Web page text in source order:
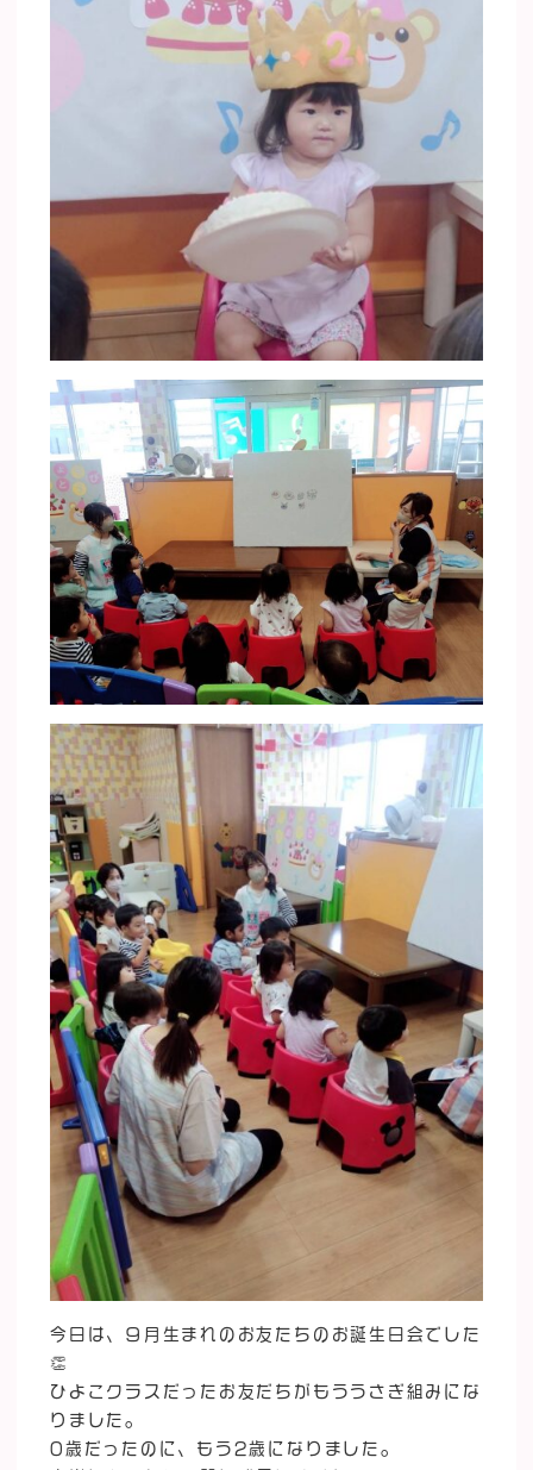
今日は、９月生まれのお友たちのお誕生日会でした
👏
ひよこクラスだったお友だちがもううさぎ組みにな
りました。
0歳だったのに、もう2歳になりました。